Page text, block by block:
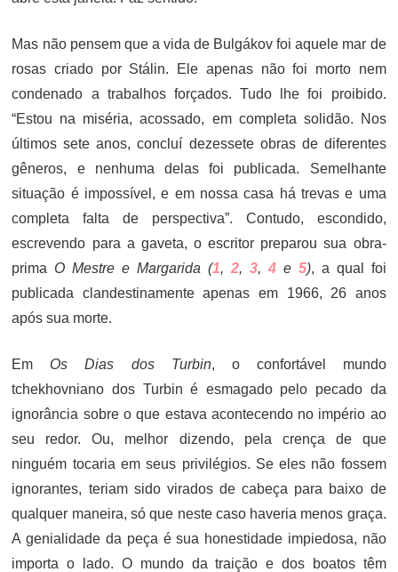
Mas não pensem que a vida de Bulgákov foi aquele mar de
rosas criado por Stálin. Ele apenas não foi morto nem
condenado a trabalhos forçados. Tudo lhe foi proibido.
“Estou na miséria, acossado, em completa solidão. Nos
últimos sete anos, concluí dezessete obras de diferentes
gêneros, e nenhuma delas foi publicada. Semelhante
situação é impossível, e em nossa casa há trevas e uma
completa falta de perspectiva”. Contudo, escondido,
escrevendo para a gaveta, o escritor preparou sua obra-
prima O Mestre e Margarida (1,2, 3, 4e 5), a qual foi
publicada clandestinamente apenas em 1966, 26 anos
após sua morte.
Em Os Dias dos Turbin, o confortável mundo
tchekhovniano dos Turbin é esmagado pelo pecado da
ignorância sobre o que estava acontecendo no império ao
seu redor. Ou, melhor dizendo, pela crença de que
ninguém tocaria em seus privilégios. Se eles não fossem
ignorantes, teriam sido virados de cabeça para baixo de
qualquer maneira, só que neste caso haveria menos graça.
A genialidade da peça é sua honestidade impiedosa, não
importa o lado. O mundo da traição e dos boatos têm